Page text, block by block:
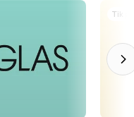
Tik